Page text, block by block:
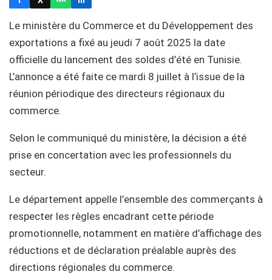
Le ministère du Commerce et du Développement des
exportations a fixé au jeudi 7 août 2025 la date
officielle du lancement des soldes d’été en Tunisie.
L’annonce a été faite ce mardi 8 juillet à l’issue de la
réunion périodique des directeurs régionaux du
commerce.
Selon le communiqué du ministère, la décision a été
prise en concertation avec les professionnels du
secteur.
Le département appelle l’ensemble des commerçants à
respecter les règles encadrant cette période
promotionnelle, notamment en matière d’affichage des
réductions et de déclaration préalable auprès des
directions régionales du commerce.